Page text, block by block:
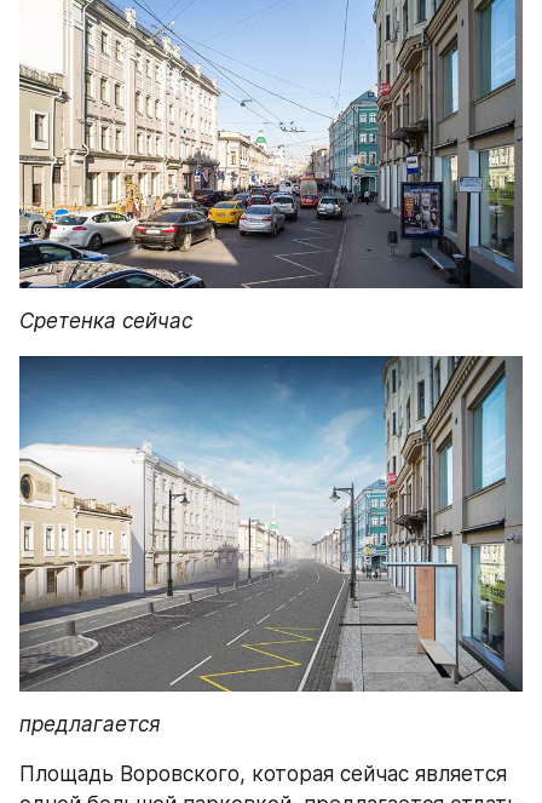
Сретенка сейчас
предлагается
Площадь Воровского, которая сейчас является